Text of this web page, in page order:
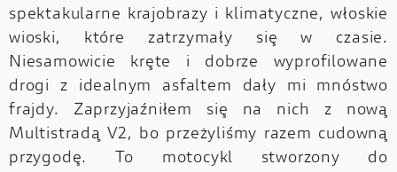
spektakularne krajobrazy i klimatyczne, włoskie
wioski, które zatrzymały się w czasie.
Niesamowicie kręte i dobrze wyprofilowane
drogi z idealnym asfaltem dały mi mnóstwo
frajdy. Zaprzyjaźniłem się na nich z nową
Multistradą V2, bo przeżyliśmy razem cudowną
przygodę. To motocykl stworzony do